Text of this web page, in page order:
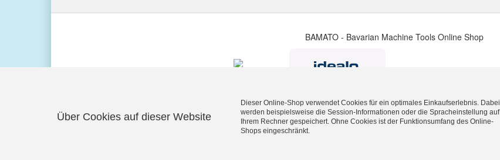
BAMATO - Bavarian Machine Tools Online Shop
Über Cookies auf dieser Website
Dieser Online-Shop verwendet Cookies für ein optimales Einkaufserlebnis. Dabei
werden beispielsweise die Session-Informationen oder die Spracheinstellung auf
Ihrem Rechner gespeichert. Ohne Cookies ist der Funktionsumfang des Online-
Shops eingeschränkt.